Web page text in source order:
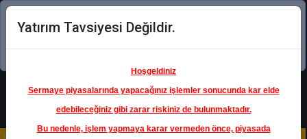
Şimdi uygulamayı indirin!
Yatırım Tavsiyesi Değildir.
Hoşgeldiniz
Sermaye piyasalarında yapacağınız işlemler sonucunda kar elde
edebileceğiniz gibi zarar riskiniz de bulunmaktadır.
Bu nedenle, işlem yapmaya karar vermeden önce, piyasada